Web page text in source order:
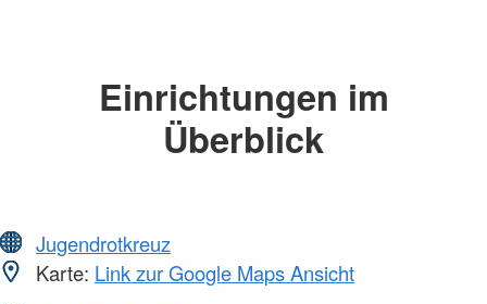
Einrichtungen im
Überblick
Jugendrotkreuz
Karte: Link zur Google Maps Ansicht